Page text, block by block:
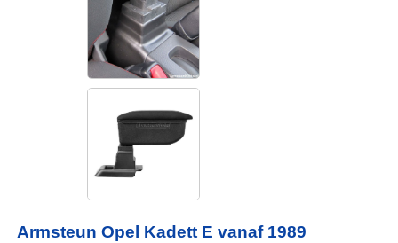
Armsteun Opel Kadett E vanaf 1989